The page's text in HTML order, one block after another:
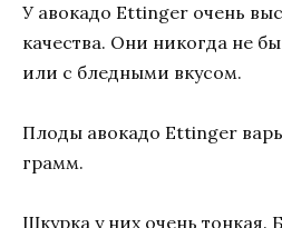
У авокадо Ettinger очень
качества. Они никогда не
или с бледными вкусом.
Плоды авокадо Ettinger
грамм.
Шкурка у них очень тонкая.